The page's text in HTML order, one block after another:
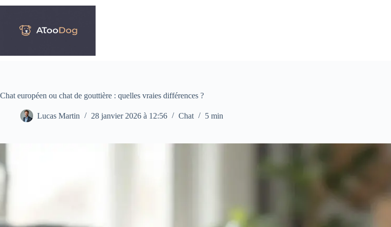
Passer
Chat européen ou chat de gouttière : quelles vraies différences ?
Lucas Martin 28 janvier 2026 à 12:56 Chat 5 min